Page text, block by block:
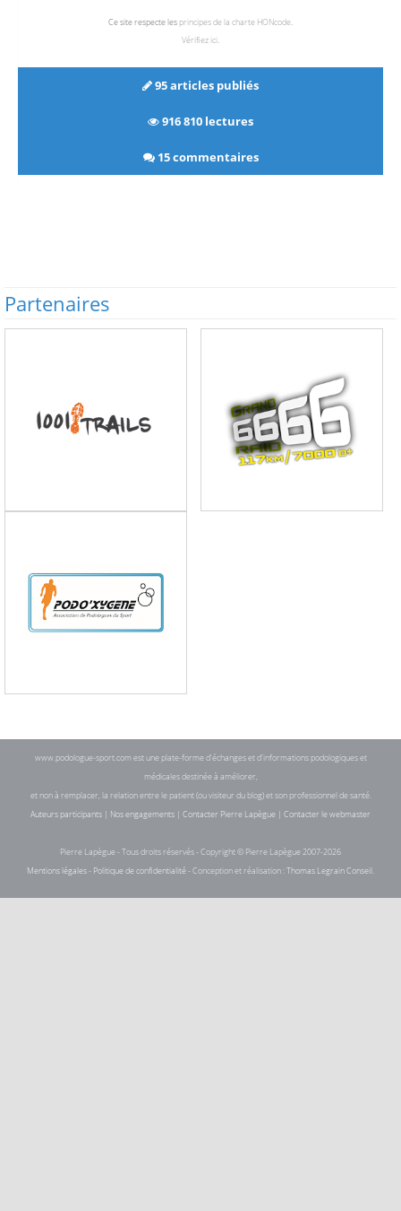
Ce site respecte les principes de la charte HONcode.
Vérifiez ici.
95 articles publiés
916 810 lectures
15 commentaires
Partenaires
www.podologue-sport.com est une plate-forme d'échanges et d'informations podologiques et
médicales destinée à améliorer,
et non à remplacer, la relation entre le patient (ou visiteur du blog) et son professionnel de santé.
Auteurs participants | Nos engagements | Contacter Pierre Lapègue | Contacter le webmaster
Pierre Lapègue - Tous droits réservés - Copyright © Pierre Lapègue 2007-2026
Mentions légales- Politique de confidentialité- Conception et réalisation :Thomas Legrain Conseil.